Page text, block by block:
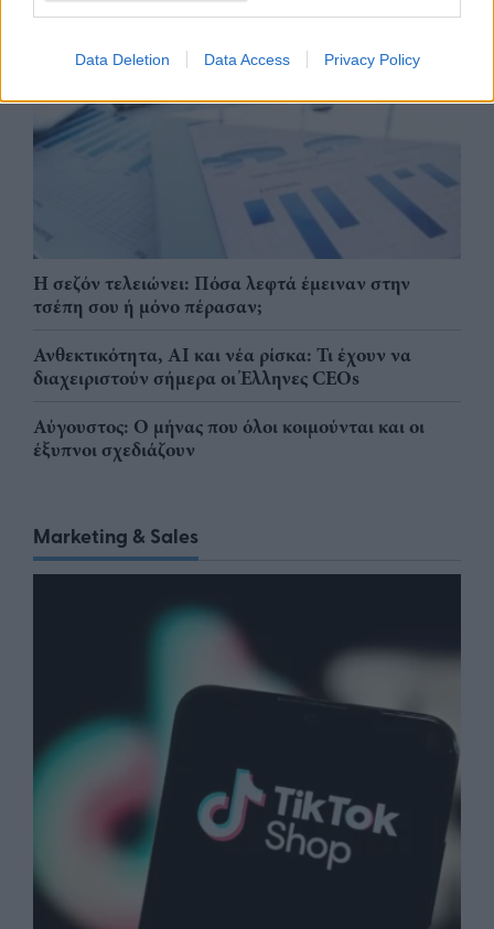
Data Deletion Data Access Privacy Policy
Η σεζόν τελειώνει: Πόσα λεφτά έμειναν στην
τσέπη σου ή μόνο πέρασαν;
Ανθεκτικότητα, AI και νέα ρίσκα: Τι έχουν να
διαχειριστούν σήμερα οι Έλληνες CEOs
Αύγουστος: Ο μήνας που όλοι κοιμούνται και οι
έξυπνοι σχεδιάζουν
Marketing & Sales